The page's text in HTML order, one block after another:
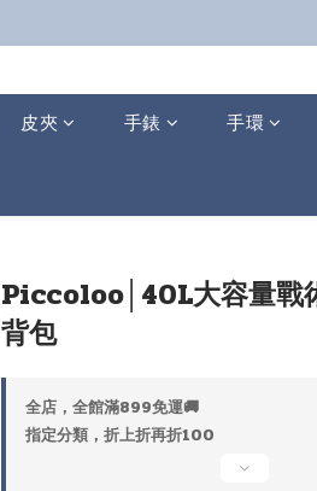
皮夾 手錶 手環
Piccoloo│40L大容量戰
背包
全店，全館滿899免運🚚
指定分類，折上折再折100